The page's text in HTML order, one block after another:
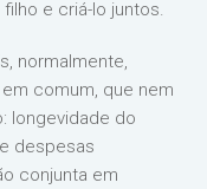
e criá-lo juntos.
normalmente,
comum, que nem
longevidade do
despesas
conjunta em